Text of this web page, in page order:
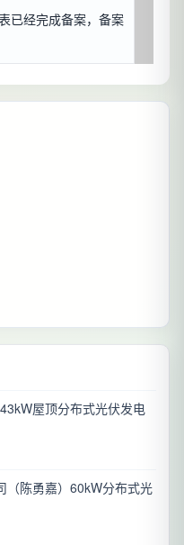
已经完成备案，备案
屋顶分布式光伏发电
（陈勇嘉）60kW分布式光